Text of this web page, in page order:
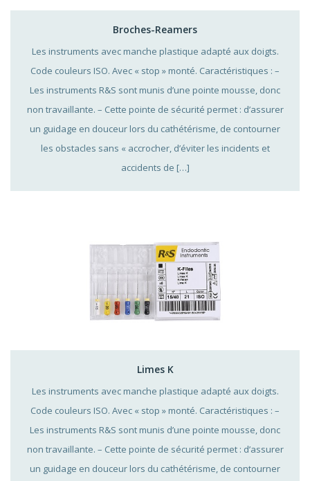
Broches-Reamers
Les instruments avec manche plastique adapté aux doigts.
Code couleurs ISO. Avec « stop » monté. Caractéristiques : –
Les instruments R&S sont munis d’une pointe mousse, donc
non travaillante. – Cette pointe de sécurité permet : d’assurer
un guidage en douceur lors du cathétérisme, de contourner
les obstacles sans « accrocher, d’éviter les incidents et
accidents de […]
Limes K
Les instruments avec manche plastique adapté aux doigts.
Code couleurs ISO. Avec « stop » monté. Caractéristiques : –
Les instruments R&S sont munis d’une pointe mousse, donc
non travaillante. – Cette pointe de sécurité permet : d’assurer
un guidage en douceur lors du cathétérisme, de contourner